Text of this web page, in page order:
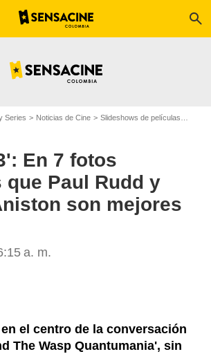
search
Series Noticias de Cine Slideshows de películas
En 7 fotos
que Paul Rudd y
son mejores
a. m.
el centro de la conversación
The Wasp Quantumania', sin